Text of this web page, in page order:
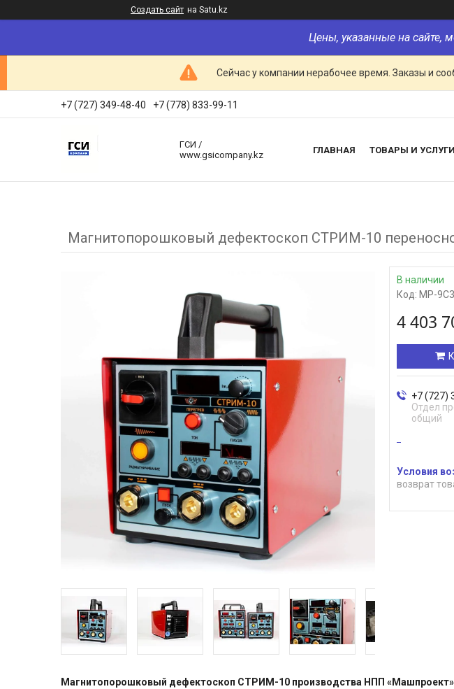
Создать сайт на Satu.kz
Цены, указанные на сайте,
Сейчас у компании нерабочее время. Заказы и
+7 (727) 349-48-40 +7 (778) 833-99-11
ГСИ /
www.gsicompany.kz
ГЛАВНАЯ ТОВАРЫ И УСЛУГИ
Магнитопорошковый дефектоскоп СТРИМ-10
В наличии
Код: MP-
4 403
+7 (727)
Отдел
общий
возврат
Магнитопорошковый дефектоскоп СТРИМ-10 производства НПП